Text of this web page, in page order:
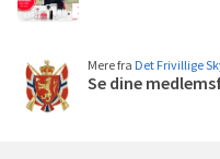
Mere fra Det Frivillige
Se dine